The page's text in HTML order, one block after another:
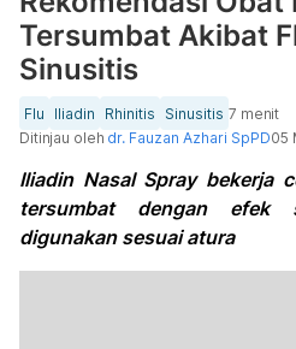
Tersumbat Akibat
Sinusitis
Flu Iliadin Rhinitis Sinusitis 7 menit
Ditinjau oleh dr. Fauzan Azhari SpPD05
Iliadin Nasal Spray bekerja
tersumbat dengan efek
digunakan sesuai atura